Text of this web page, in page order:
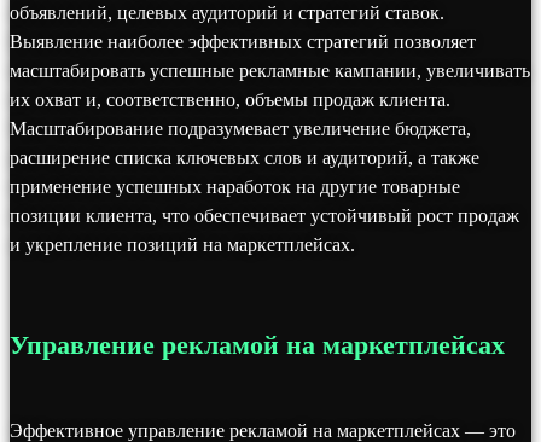
объявлений, целевых аудиторий и стратегий ставок.
Выявление наиболее эффективных стратегий позволяет
масштабировать успешные рекламные кампании, увеличивать
их охват и, соответственно, объемы продаж клиента.
Масштабирование подразумевает увеличение бюджета,
расширение списка ключевых слов и аудиторий, а также
применение успешных наработок на другие товарные
позиции клиента, что обеспечивает устойчивый рост продаж
и укрепление позиций на маркетплейсах.
Управление рекламой на маркетплейсах
Эффективное управление рекламой на маркетплейсах — это